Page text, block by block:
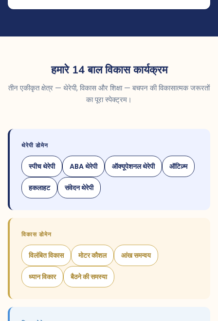
हमारे 14 बाल विकास कार्यक्रम
तीन एकीकृत क्षेत्र — थेरेपी, विकास और शिक्षा — बचपन की विकासात्मक जरूरतों
का पूरा स्पेक्ट्रम।
थेरेपी डोमेन
स्पीच थेरेपी ABA थेरेपी ऑक्यूपेशनल थेरेपी ऑटिज़्म
हकलाहट संवेदन थेरेपी
विकास डोमेन
विलंबित विकास मोटर कौशल आंख समन्वय
ध्यान विकार बैठने की समस्या